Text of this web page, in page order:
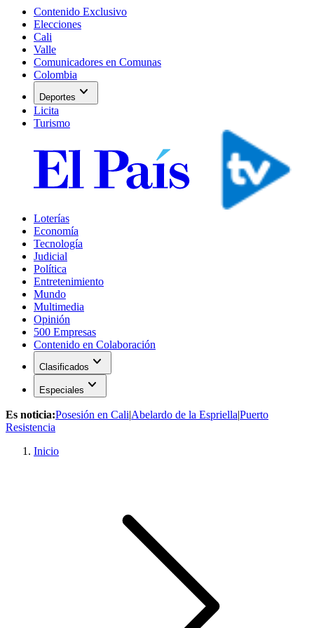
Contenido Exclusivo
Elecciones
Cali
Valle
Comunicadores en Comunas
Colombia
Deportes expand_more
Licita
Turismo
Loterías
Economía
Tecnología
Judicial
Política
Entretenimiento
Mundo
Multimedia
Opinión
500 Empresas
Contenido en Colaboración
Clasificados expand_more
Especiales expand_more
Es noticia:Posesión en Cali|Abelardo de la Espriella|Puerto
Resistencia
Inicio